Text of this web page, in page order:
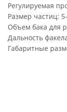
Регулируемая
Размер частиц:
Объем бака для
Дальность
Габаритные